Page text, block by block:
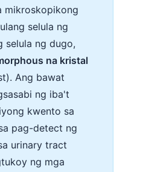
mikroskopikong
selula ng
selula ng dugo,
na kristal
Ang bawat
ng iba't
kwento sa
pag-detect ng
urinary tract
ng mga